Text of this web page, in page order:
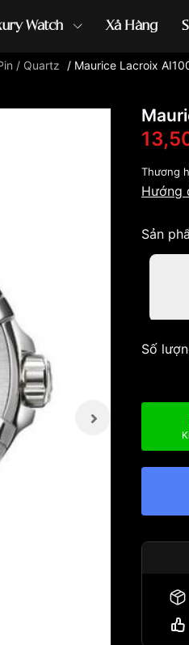
Watch Xả Hàng
đồng hồ Orient ...
/ Quartz / Maurice Lacroix
Thương
Hướng
Sản
Số